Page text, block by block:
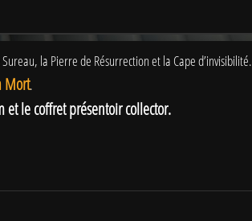
la Pierre de Résurrection et la Cape d’invisibilité.
Mort.
le coffret présentoir collector.